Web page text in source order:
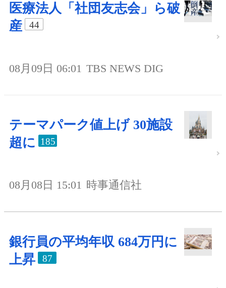
医療法人「社団友志会」ら破
産
44
08月09日 06:01 TBS NEWS DIG
テーマパーク値上げ 30施設
超に 185
08月08日 15:01 時事通信社
銀行員の平均年収 684万円に
上昇
87